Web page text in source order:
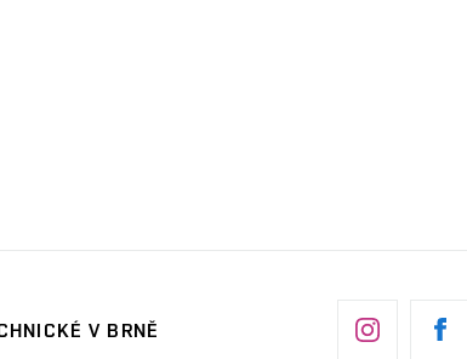
V BRNĚ